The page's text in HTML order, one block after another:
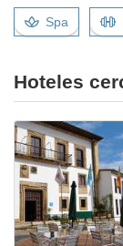
Spa
Hoteles